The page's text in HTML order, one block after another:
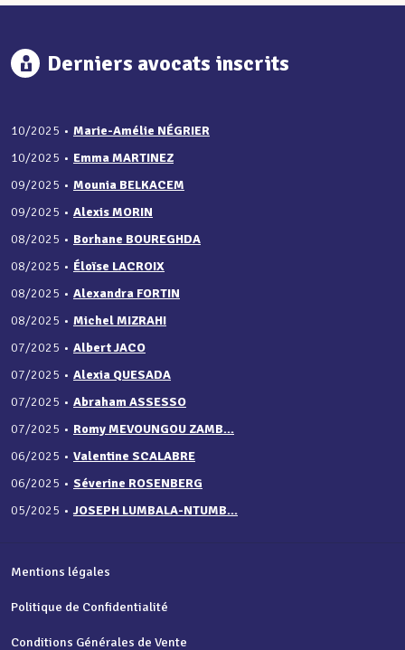
Derniers avocats inscrits
10/2025 • Marie-Amélie NÉGRIER
10/2025 • Emma MARTINEZ
09/2025 • Mounia BELKACEM
09/2025 • Alexis MORIN
08/2025 • Borhane BOUREGHDA
08/2025 • Éloïse LACROIX
08/2025 • Alexandra FORTIN
08/2025 • Michel MIZRAHI
07/2025 • Albert JACO
07/2025 • Alexia QUESADA
07/2025 • Abraham ASSESSO
07/2025 • Romy MEVOUNGOU ZAMB...
06/2025 • Valentine SCALABRE
06/2025 • Séverine ROSENBERG
05/2025 • JOSEPH LUMBALA-NTUMB...
Mentions légales
Politique de Confidentialité
Conditions Générales de Vente